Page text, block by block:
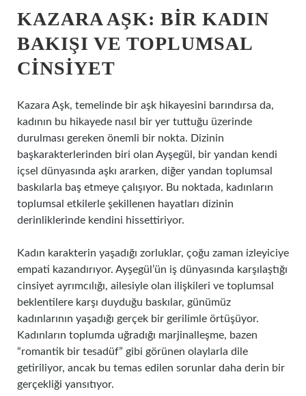
KAZARA AŞK: BIR KADIN
BAKIŞI VE TOPLUMSAL
CINSIYET
Kazara Aşk, temelinde bir aşk hikayesini barındırsa da,
kadının bu hikayede nasıl bir yer tuttuğu üzerinde
durulması gereken önemli bir nokta. Dizinin
başkarakterlerinden biri olan Ayşegül, bir yandan kendi
içsel dünyasında aşkı ararken, diğer yandan toplumsal
baskılarla baş etmeye çalışıyor. Bu noktada, kadınların
toplumsal etkilerle şekillenen hayatları dizinin
derinliklerinde kendini hissettiriyor.
Kadın karakterin yaşadığı zorluklar, çoğu zaman izleyiciye
empati kazandırıyor. Ayşegül’ün iş dünyasında karşılaştığı
cinsiyet ayrımcılığı, ailesiyle olan ilişkileri ve toplumsal
beklentilere karşı duyduğu baskılar, günümüz
kadınlarının yaşadığı gerçek bir gerilimle örtüşüyor.
Kadınların toplumda uğradığı marjinalleşme, bazen
“romantik bir tesadüf” gibi görünen olaylarla dile
getiriliyor, ancak bu temas edilen sorunlar daha derin bir
gerçekliği yansıtıyor.